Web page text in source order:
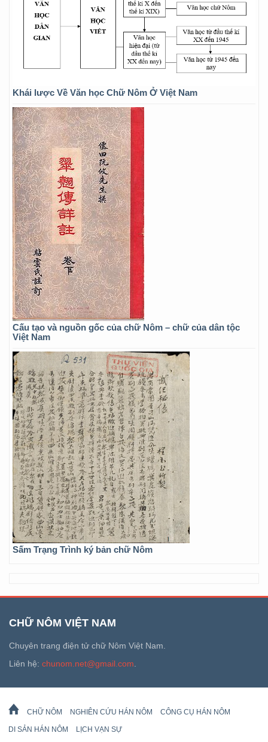
Khái lược Về Văn học Chữ Nôm Ở Việt Nam
Cấu tạo và nguồn gốc của chữ Nôm – chữ của dân tộc
Việt Nam
Sấm Trạng Trình ký bản chữ Nôm
CHỮ NÔM VIỆT NAM
Chuyên trang điện tử chữ Nôm Việt Nam.
Liên hệ: chunom.net@gmail.com
CHỮ NÔM NGHIÊN CỨU HÁN NÔM CÔNG CỤ HÁN NÔM
DI SẢN HÁN NÔM LỊCH VẠN SỰ